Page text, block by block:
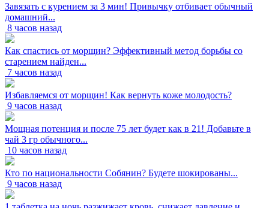
Завязать с курением за 3 мин! Привычку отбивает обычный
домашний...
8 часов назад
Как спастись от морщин? Эффективный метод борьбы со
старением найден...
7 часов назад
Избавляемся от морщин! Как вернуть коже молодость?
9 часов назад
Мощная потенция и после 75 лет будет как в 21! Добавьте в
чай 3 гр обычного...
10 часов назад
Кто по национальности Собянин? Будете шокированы...
9 часов назад